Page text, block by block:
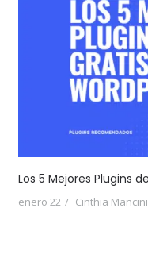
Los 5 Mejores Plugins
enero 22 Cinthia Mancini